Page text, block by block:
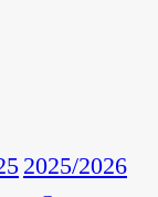
2025/2026